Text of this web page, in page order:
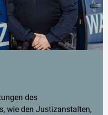
des
wie den Justizanstalten,